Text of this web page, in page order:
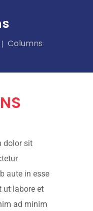
Columns
dolor sit
aute in esse
ut labore et
ad minim